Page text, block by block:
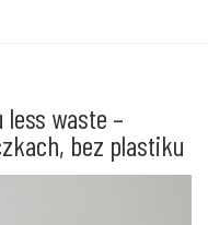
less waste –
bez plastiku